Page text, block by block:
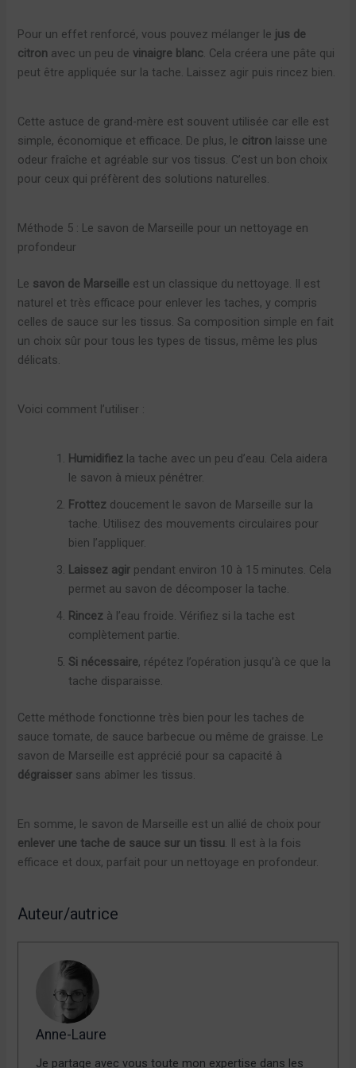
Pour un effet renforcé, vous pouvez mélanger le jus de
citron avec un peu de vinaigre blanc. Cela créera une pâte qui
peut être appliquée sur la tache. Laissez agir puis rincez bien.
Cette astuce de grand-mère est souvent utilisée car elle est
simple, économique et efficace. De plus, le citron laisse une
odeur fraîche et agréable sur vos tissus. C’est un bon choix
pour ceux qui préfèrent des solutions naturelles.
Méthode 5 : Le savon de Marseille pour un nettoyage en
profondeur
Le savon de Marseille est un classique du nettoyage. Il est
naturel et très efficace pour enlever les taches, y compris
celles de sauce sur les tissus. Sa composition simple en fait
un choix sûr pour tous les types de tissus, même les plus
délicats.
Voici comment l’utiliser :
Humidifiez la tache avec un peu d’eau. Cela aidera
le savon à mieux pénétrer.
Frottez doucement le savon de Marseille sur la
tache. Utilisez des mouvements circulaires pour
bien l’appliquer.
Laissez agir pendant environ 10 à 15 minutes. Cela
permet au savon de décomposer la tache.
Rincez à l’eau froide. Vérifiez si la tache est
complètement partie.
Si nécessaire, répétez l’opération jusqu’à ce que la
tache disparaisse.
Cette méthode fonctionne très bien pour les taches de
sauce tomate, de sauce barbecue ou même de graisse. Le
savon de Marseille est apprécié pour sa capacité à
dégraisser sans abîmer les tissus.
En somme, le savon de Marseille est un allié de choix pour
enlever une tache de sauce sur un tissu. Il est à la fois
efficace et doux, parfait pour un nettoyage en profondeur.
Auteur/autrice
Anne-Laure
Je partage avec vous toute mon expertise dans les